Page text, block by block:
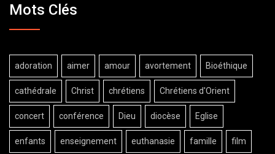
Mots Clés
adoration aimer amour avortement Bioéthique
cathédrale Christ chrétiens Chrétiens d'Orient
concert conférence Dieu diocèse Eglise
enfants enseignement euthanasie famille film